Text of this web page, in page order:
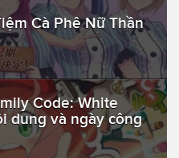
Cà Phê Nữ Thần
Code: White
dung và ngày công